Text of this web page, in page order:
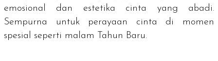
emosional dan estetika cinta yang abadi.
Sempurna untuk perayaan cinta di momen
spesial seperti malam Tahun Baru.